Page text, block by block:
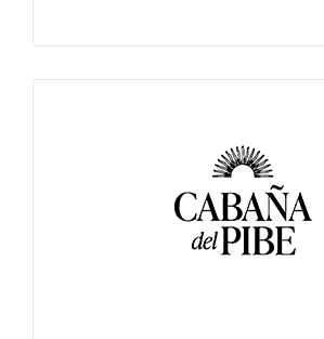
Cortes a la parrilla, vino, fuego y